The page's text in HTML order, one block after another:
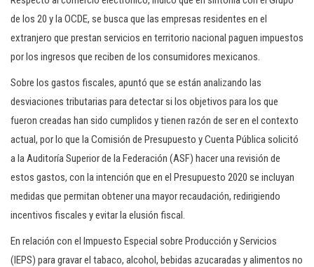
de los 20 y la OCDE, se busca que las empresas residentes en el
extranjero que prestan servicios en territorio nacional paguen impuestos
por los ingresos que reciben de los consumidores mexicanos.
Sobre los gastos fiscales, apuntó que se están analizando las
desviaciones tributarias para detectar si los objetivos para los que
fueron creadas han sido cumplidos y tienen razón de ser en el contexto
actual, por lo que la Comisión de Presupuesto y Cuenta Pública solicitó
a la Auditoría Superior de la Federación (ASF) hacer una revisión de
estos gastos, con la intención que en el Presupuesto 2020 se incluyan
medidas que permitan obtener una mayor recaudación, redirigiendo
incentivos fiscales y evitar la elusión fiscal.
En relación con el Impuesto Especial sobre Producción y Servicios
(IEPS) para gravar el tabaco, alcohol, bebidas azucaradas y alimentos no